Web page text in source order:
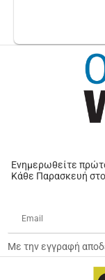
Ενημερωθείτε
Κάθε Παρασκευή
Με την εγγραφή